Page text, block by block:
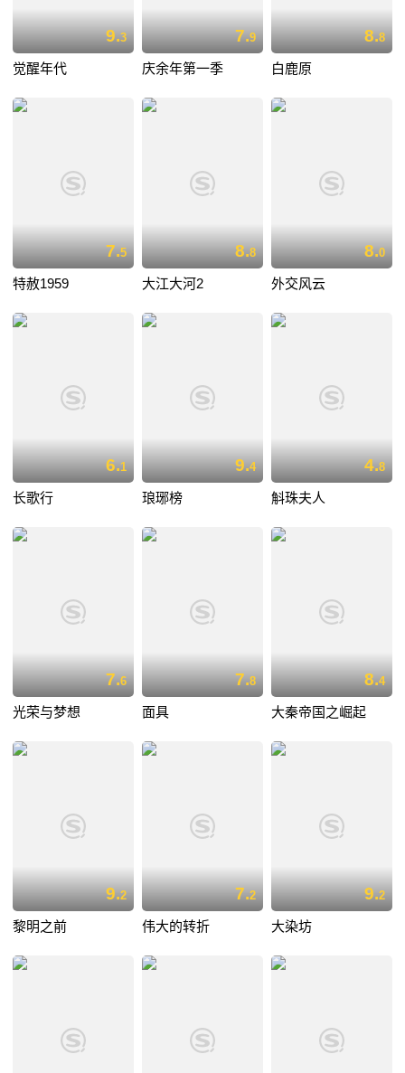
9.3
觉醒年代
7.9
庆余年第一季
8.8
白鹿原
7.5
特赦1959
8.8
大江大河2
8.0
外交风云
6.1
长歌行
9.4
琅琊榜
4.8
斛珠夫人
7.6
光荣与梦想
7.8
面具
8.4
大秦帝国之崛起
9.2
黎明之前
7.2
伟大的转折
9.2
大染坊